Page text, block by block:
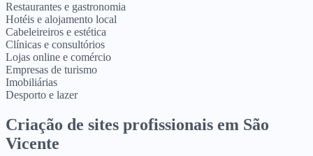
Restaurantes e gastronomia
Hotéis e alojamento local
Cabeleireiros e estética
Clínicas e consultórios
Lojas online e comércio
Empresas de turismo
Imobiliárias
Desporto e lazer
Criação de sites profissionais em São
Vicente